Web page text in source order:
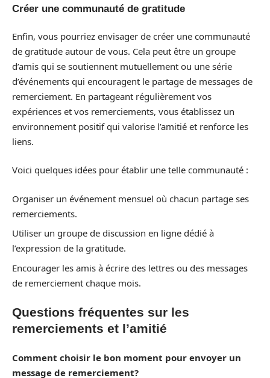
Créer une communauté de gratitude
Enfin, vous pourriez envisager de créer une communauté
de gratitude autour de vous. Cela peut être un groupe
d’amis qui se soutiennent mutuellement ou une série
d’événements qui encouragent le partage de messages de
remerciement. En partageant régulièrement vos
expériences et vos remerciements, vous établissez un
environnement positif qui valorise l’amitié et renforce les
liens.
Voici quelques idées pour établir une telle communauté :
Organiser un événement mensuel où chacun partage ses
remerciements.
Utiliser un groupe de discussion en ligne dédié à
l’expression de la gratitude.
Encourager les amis à écrire des lettres ou des messages
de remerciement chaque mois.
Questions fréquentes sur les
remerciements et l’amitié
Comment choisir le bon moment pour envoyer un
message de remerciement?